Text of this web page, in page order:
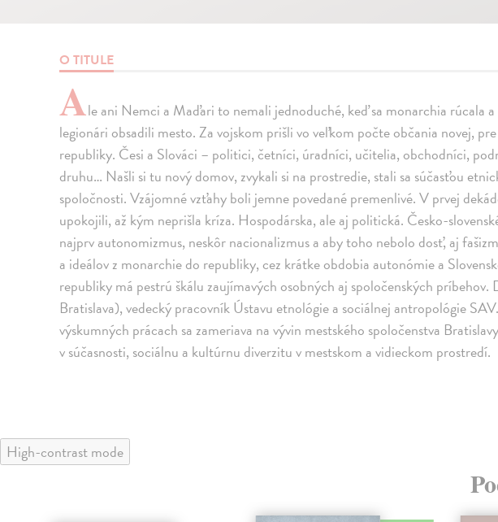
O TITULE
Ale ani Nemci a Maďari to nemali jednoduché, keď sa monarchia rúcala a
legionári obsadili mesto. Za vojskom prišli vo veľkom počte občania novej,
republiky. Česi a Slováci – politici, četníci, úradníci, učitelia, obchodníci,
druhu… Našli si tu nový domov, zvykali si na prostredie, stali sa súčasťou
spoločnosti. Vzájomné vzťahy boli jemne povedané premenlivé. V prvej
upokojili, až kým neprišla kríza. Hospodárska, ale aj politická. Česko-
najprv autonomizmus, neskôr nacionalizmus a aby toho nebolo dosť, aj
a ideálov z monarchie do republiky, cez krátke obdobia autonómie a
republiky má pestrú škálu zaujímavých osobných aj spoločenských
Bratislava), vedecký pracovník Ústavu etnológie a sociálnej antropológie
výskumných prácach sa zameriava na vývin mestského spoločenstva
v súčasnosti, sociálnu a kultúrnu diverzitu v mestskom a vidieckom prostredí.
High-contrast mode